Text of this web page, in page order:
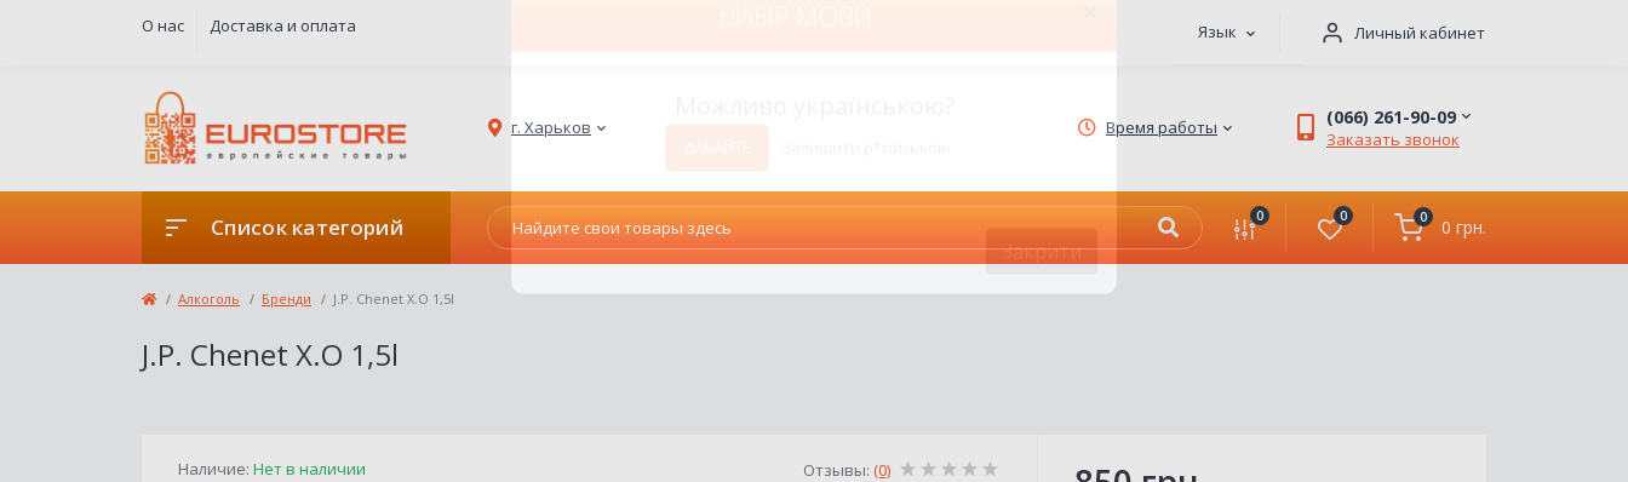
О нас Доставка и оплата Язык Личный кабинет
г. Харьков Время работы (066) 261-90-09
Заказать звонок
Список категорий 0 0 0 0 грн.
Алкоголь Бренди J.P. Chenet X.O 1,5l
J.P. Chenet X.O 1,5l
ДАВАЙТЕ Залишити р*сійською
Наличие: Нет в наличии
Отзывы: (0)